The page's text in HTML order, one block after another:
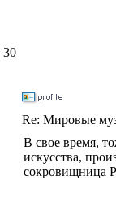
30
Re: Мировые
В свое время,
искусства,
сокровищница